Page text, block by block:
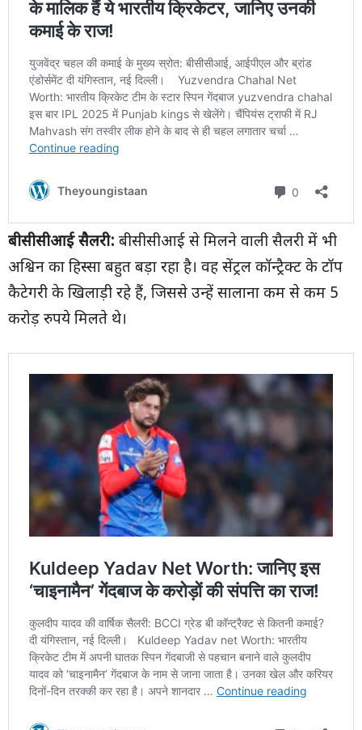
बीसीसीआई सैलरी: बीसीसीआई से मिलने वाली सैलरी में भी
अश्विन का हिस्सा बहुत बड़ा रहा है। वह सेंट्रल कॉन्ट्रैक्ट के टॉप
कैटेगरी के खिलाड़ी रहे हैं, जिससे उन्हें सालाना कम से कम 5
करोड़ रुपये मिलते थे।